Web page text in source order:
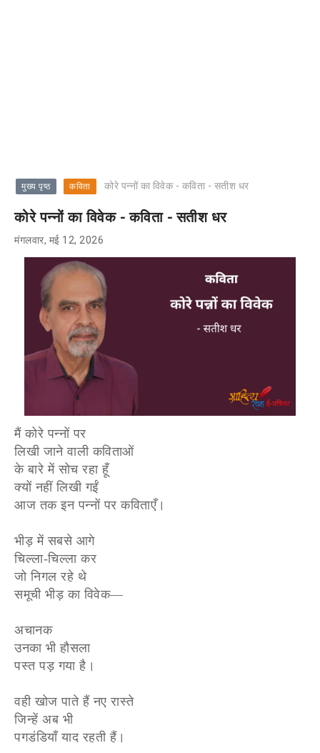
मुख्य पृष्ठ कविता कोरे पन्नों का विवेक - कविता - सतीश धर
कोरे पन्नों का विवेक - कविता - सतीश धर
मंगलवार, मई 12, 2026
मैं कोरे पन्नों पर
लिखी जाने वाली कविताओं
के बारे में सोच रहा हूँ
क्यों नहीं लिखी गईं
आज तक इन पन्नों पर कविताएँ।
भीड़ में सबसे आगे
चिल्ला-चिल्ला कर
जो निगल रहे थे
समूची भीड़ का विवेक—
अचानक
उनका भी हौसला
पस्त पड़ गया है।
वही खोज पाते हैं नए रास्ते
जिन्हें अब भी
पगडंडियाँ याद रहती हैं।